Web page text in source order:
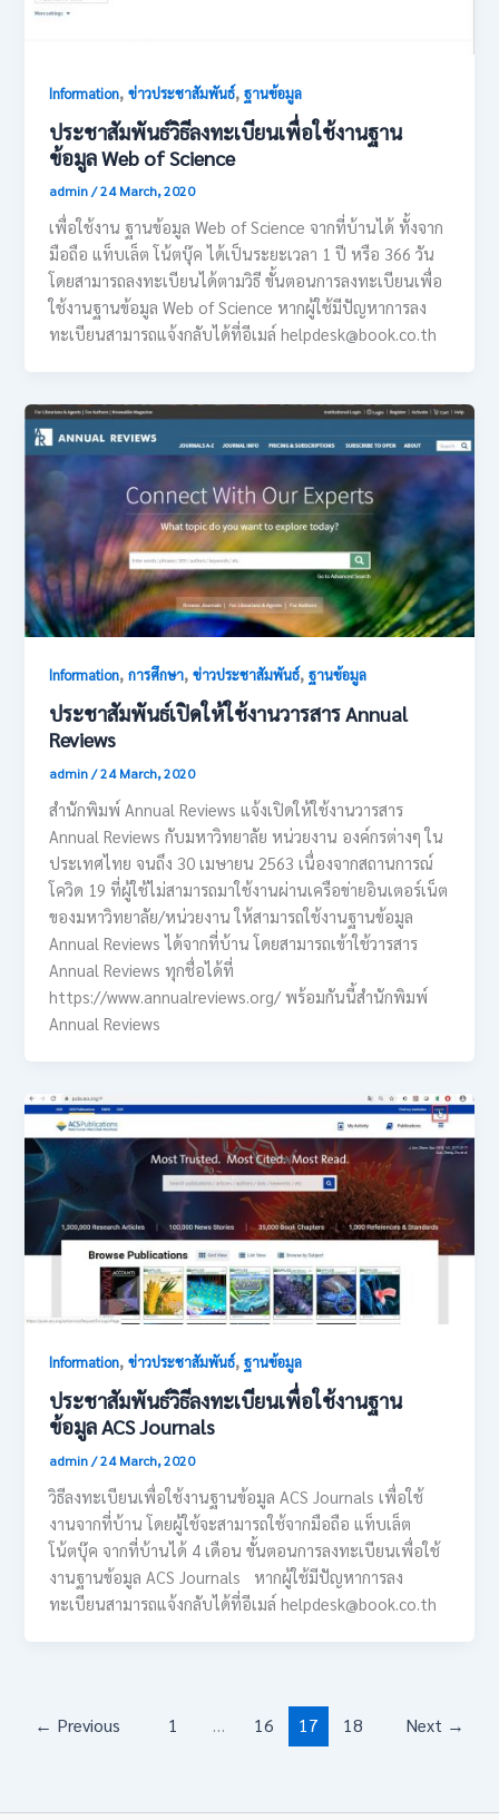
Information,ข่าวประชาสัมพันธ์,ฐานข้อมูล
ประชาสัมพันธ์วิธีลงทะเบียนเพื่อใช้งานฐาน
ข้อมูล Web of Science
admin/24 March, 2020
เพื่อใช้งาน ฐานข้อมูล Web of Science จากที่บ้านได้ ทั้งจาก
มือถือ แท็บเล็ต โน้ตบุ๊ค ได้เป็นระยะเวลา 1 ปี หรือ 366 วัน
โดยสามารถลงทะเบียนได้ตามวิธี ขั้นตอนการลงทะเบียนเพื่อ
ใช้งานฐานข้อมูล Web of Science หากผู้ใช้มีปัญหาการลง
ทะเบียนสามารถแจ้งกลับได้ที่อีเมล์ helpdesk@book.co.th
Information,การศึกษา,ข่าวประชาสัมพันธ์,ฐานข้อมูล
ประชาสัมพันธ์เปิดให้ใช้งานวารสาร Annual
Reviews
admin/24 March, 2020
สำนักพิมพ์ Annual Reviews แจ้งเปิดให้ใช้งานวารสาร
Annual Reviews กับมหาวิทยาลัย หน่วยงาน องค์กรต่างๆ ใน
ประเทศไทย จนถึง 30 เมษายน 2563 เนื่องจากสถานการณ์
โควิด 19 ที่ผู้ใช้ไม่สามารถมาใช้งานผ่านเครือข่ายอินเตอร์เน็ต
ของมหาวิทยาลัย/หน่วยงาน ให้สามารถใช้งานฐานข้อมูล
Annual Reviews ได้จากที่บ้าน โดยสามารถเข้าใช้วารสาร
Annual Reviews ทุกชื่อได้ที่
https://www.annualreviews.org/ พร้อมกันนี้สำนักพิมพ์
Annual Reviews
Information,ข่าวประชาสัมพันธ์,ฐานข้อมูล
ประชาสัมพันธ์วิธีลงทะเบียนเพื่อใช้งานฐาน
ข้อมูล ACS Journals
admin/24 March, 2020
วิธีลงทะเบียนเพื่อใช้งานฐานข้อมูล ACS Journals เพื่อใช้
งานจากที่บ้าน โดยผู้ใช้จะสามารถใช้จากมือถือ แท็บเล็ต
โน้ตบุ๊ค จากที่บ้านได้ 4 เดือน ขั้นตอนการลงทะเบียนเพื่อใช้
งานฐานข้อมูล ACS Journals หากผู้ใช้มีปัญหาการลง
ทะเบียนสามารถแจ้งกลับได้ที่อีเมล์ helpdesk@book.co.th
← Previous 1 … 16 17 18 Next →